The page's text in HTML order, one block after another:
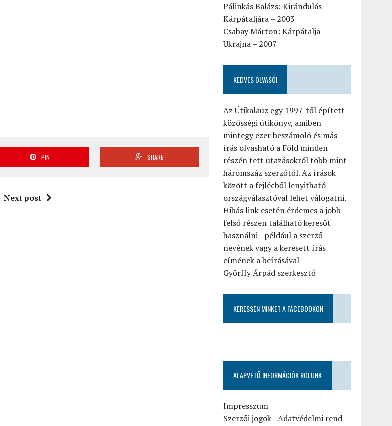
PIN SHARE
Next post
Pálinkás Balázs: Kirándulás
Kárpátaljára – 2003
Csabay Márton: Kárpátalja –
Ukrajna – 2007
KEDVES OLVASÓ!
Az Útikalauz egy 1997-től épített
közösségi útikönyv, amiben
mintegy ezer beszámoló és más
írás olvasható a Föld minden
részén tett utazásokról több mint
háromszáz szerzőtől. Az írások
között a fejlécből lenyitható
országválasztóval lehet válogatni.
Hibás link esetén érdemes a jobb
felső részen található keresőt
használni - például a szerző
nevének vagy a keresett írás
címének a beírásával
Győrffy Árpád szerkesztő
KERESSEN MINKET A FACEBOOKON
ALAPVETŐ INFORMÁCIÓK RÓLUNK
Impresszum
Szerzői jogok-Adatvédelmi rend